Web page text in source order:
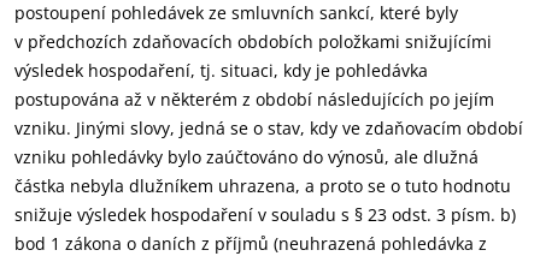
postoupení pohledávek ze smluvních sankcí, které byly
v předchozích zdaňovacích obdobích položkami snižujícími
výsledek hospodaření, tj. situaci, kdy je pohledávka
postupována až v některém z období následujících po jejím
vzniku. Jinými slovy, jedná se o stav, kdy ve zdaňovacím období
vzniku pohledávky bylo zaúčtováno do výnosů, ale dlužná
částka nebyla dlužníkem uhrazena, a proto se o tuto hodnotu
snižuje výsledek hospodaření v souladu s § 23 odst. 3 písm. b)
bod 1 zákona o daních z příjmů (neuhrazená pohledávka z